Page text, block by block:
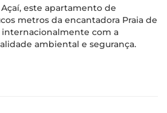
este apartamento de
metros da encantadora Praia de
internacionalmente com a
ambiental e segurança.